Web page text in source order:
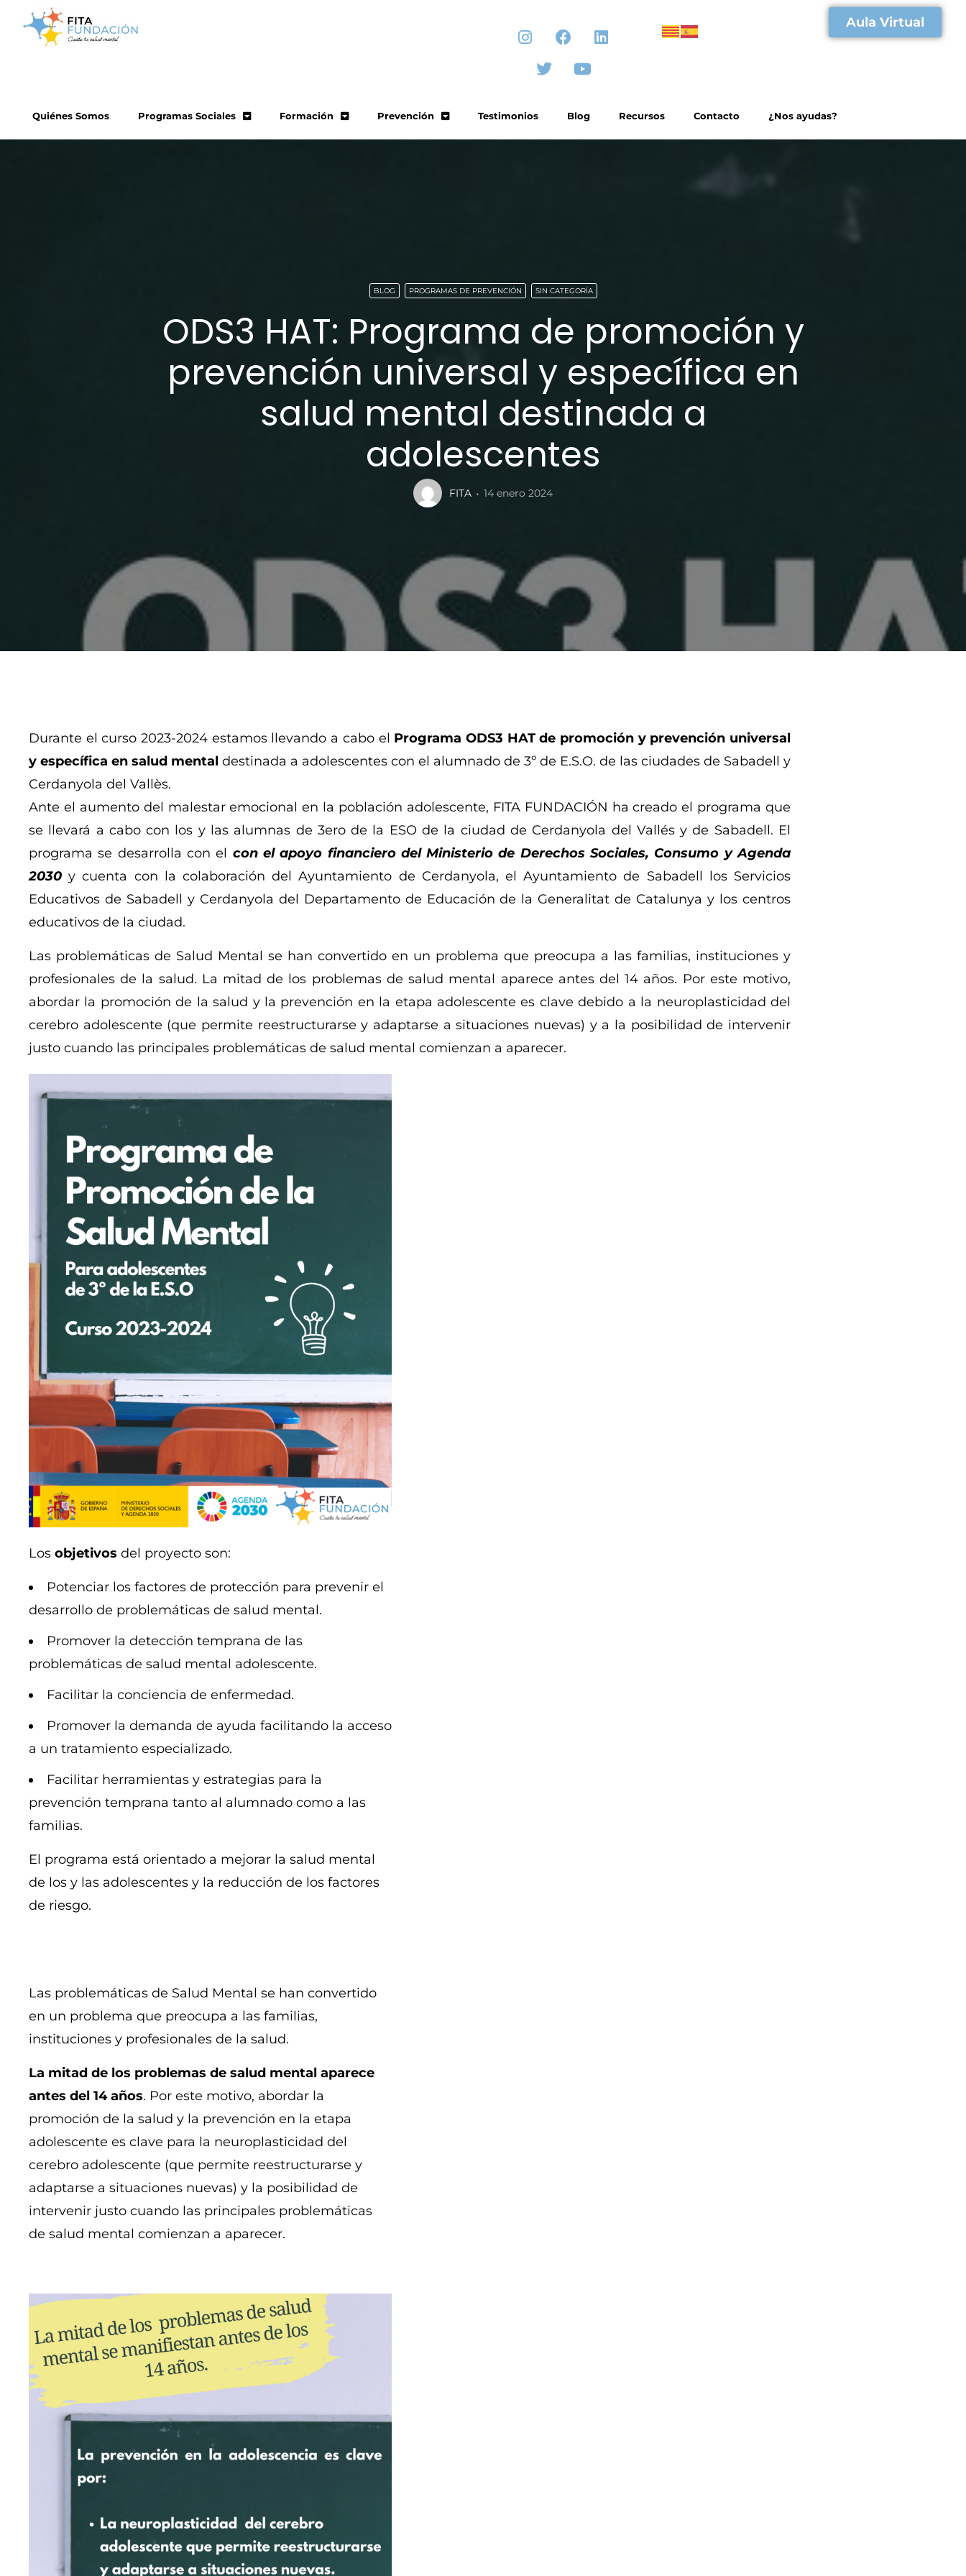
Aula Virtual
Quiénes Somos Programas Sociales Formación Prevención Testimonios Blog Recursos Contacto ¿Nos ayudas?
BLOG PROGRAMAS DE PREVENCIÓN SIN CATEGORÍA
ODS3 HAT: Programa de promoción y
prevención universal y específica en
salud mental destinada a
adolescentes
FITA 14 enero 2024
Durante el curso 2023-2024 estamos llevando a cabo el Programa ODS3 HAT de promoción y prevención universal
y específica en salud mental destinada a adolescentes con el alumnado de 3º de E.S.O. de las ciudades de Sabadell y
Cerdanyola del Vallès.
Ante el aumento del malestar emocional en la población adolescente, FITA FUNDACIÓN ha creado el programa que
se llevará a cabo con los y las alumnas de 3ero de la ESO de la ciudad de Cerdanyola del Vallés y de Sabadell. El
programa se desarrolla con el con el apoyo financiero del Ministerio de Derechos Sociales, Consumo y Agenda
2030 y cuenta con la colaboración del Ayuntamiento de Cerdanyola, el Ayuntamiento de Sabadell los Servicios
Educativos de Sabadell y Cerdanyola del Departamento de Educación de la Generalitat de Catalunya y los centros
educativos de la ciudad.
Las problemáticas de Salud Mental se han convertido en un problema que preocupa a las familias, instituciones y
profesionales de la salud. La mitad de los problemas de salud mental aparece antes del 14 años. Por este motivo,
abordar la promoción de la salud y la prevención en la etapa adolescente es clave debido a la neuroplasticidad del
cerebro adolescente (que permite reestructurarse y adaptarse a situaciones nuevas) y a la posibilidad de intervenir
justo cuando las principales problemáticas de salud mental comienzan a aparecer.
Los objetivos del proyecto son:
Potenciar los factores de protección para prevenir el
desarrollo de problemáticas de salud mental.
Promover la detección temprana de las
problemáticas de salud mental adolescente.
Facilitar la conciencia de enfermedad.
Promover la demanda de ayuda facilitando la acceso
a un tratamiento especializado.
Facilitar herramientas y estrategias para la
prevención temprana tanto al alumnado como a las
familias.
El programa está orientado a mejorar la salud mental
de los y las adolescentes y la reducción de los factores
de riesgo.
Las problemáticas de Salud Mental se han convertido
en un problema que preocupa a las familias,
instituciones y profesionales de la salud.
La mitad de los problemas de salud mental aparece
antes del 14 años. Por este motivo, abordar la
promoción de la salud y la prevención en la etapa
adolescente es clave para la neuroplasticidad del
cerebro adolescente (que permite reestructurarse y
adaptarse a situaciones nuevas) y la posibilidad de
intervenir justo cuando las principales problemáticas
de salud mental comienzan a aparecer.